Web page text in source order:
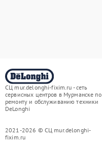
СЦ mur.delonghi-fixim.ru - сеть
сервисных центров в Мурманске по
ремонту и обслуживанию техники
DeLonghi
2021-2026 © СЦ mur.delonghi-
fixim.ru